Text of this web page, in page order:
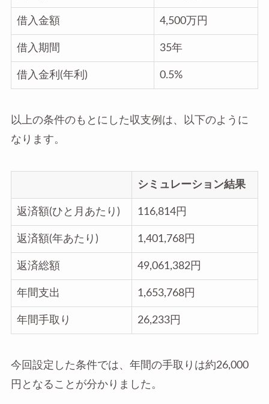
借入金額 4,500万円
借入期間 35年
借入金利(年利) 0.5%
以上の条件のもとにした収支例は、以下のように
なります。
シミュレーション結果
返済額(ひと月あたり) 116,814円
返済額(年あたり) 1,401,768円
返済総額 49,061,382円
年間支出 1,653,768円
年間手取り 26,233円
今回設定した条件では、年間の手取りは約26,000
円となることが分かりました。